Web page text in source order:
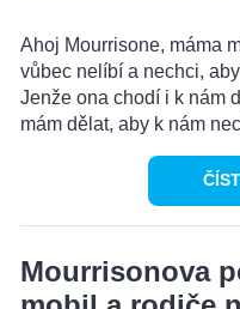
Ahoj Mourrisone, máma
vůbec nelíbí a nechci,
Jenže ona chodí i k nám
mám dělat, aby k nám
Mourrisonova